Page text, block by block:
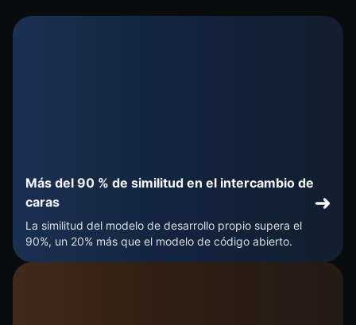
Más del 90 % de similitud en el intercambio de
caras
La similitud del modelo de desarrollo propio supera el
90%, un 20% más que el modelo de código abierto.